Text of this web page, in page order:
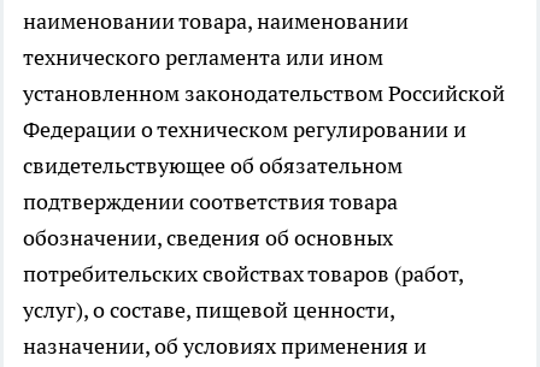
наименовании товара, наименовании
технического регламента или ином
установленном законодательством Российской
Федерации о техническом регулировании и
свидетельствующее об обязательном
подтверждении соответствия товара
обозначении, сведения об основных
потребительских свойствах товаров (работ,
услуг), о составе, пищевой ценности,
назначении, об условиях применения и